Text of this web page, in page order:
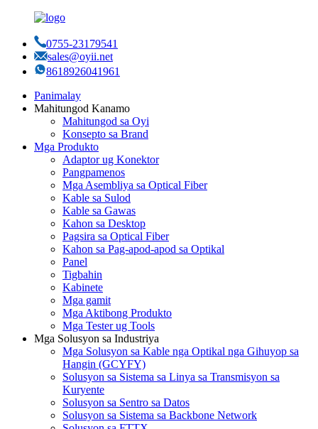
0755-23179541
sales@oyii.net
8618926041961
Panimalay
Mahitungod Kanamo
Mahitungod sa Oyi
Konsepto sa Brand
Mga Produkto
Adaptor ug Konektor
Pangpamenos
Mga Asembliya sa Optical Fiber
Kable sa Sulod
Kable sa Gawas
Kahon sa Desktop
Pagsira sa Optical Fiber
Kahon sa Pag-apod-apod sa Optikal
Panel
Tigbahin
Kabinete
Mga gamit
Mga Aktibong Produkto
Mga Tester ug Tools
Mga Solusyon sa Industriya
Mga Solusyon sa Kable nga Optikal nga Gihuyop sa
Hangin (GCYFY)
Solusyon sa Sistema sa Linya sa Transmisyon sa
Kuryente
Solusyon sa Sentro sa Datos
Solusyon sa Sistema sa Backbone Network